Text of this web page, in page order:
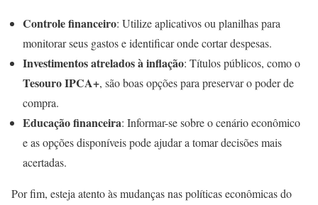
Controle financeiro: Utilize aplicativos ou planilhas para
monitorar seus gastos e identificar onde cortar despesas.
Investimentos atrelados à inflação: Títulos públicos, como o
Tesouro IPCA+, são boas opções para preservar o poder de
compra.
Educação financeira: Informar-se sobre o cenário econômico
e as opções disponíveis pode ajudar a tomar decisões mais
acertadas.
Por fim, esteja atento às mudanças nas políticas econômicas do